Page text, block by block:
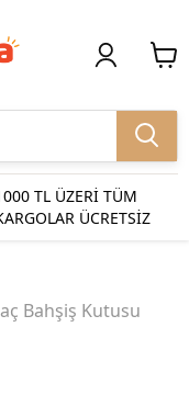
TL ÜZERİ TÜM
ÜCRETSİZ
Bahşiş Kutusu